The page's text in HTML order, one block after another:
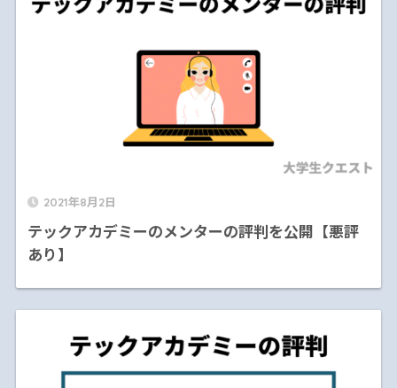
2021年8月2日
テックアカデミーのメンターの評判を公開【悪評
あり】